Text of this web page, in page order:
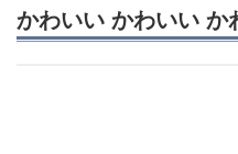
かわいい かわいい か